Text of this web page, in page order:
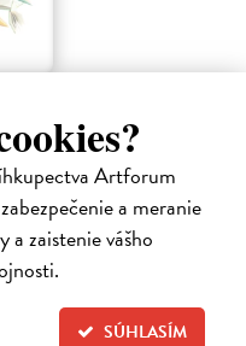
Artforum
a meranie
zaistenie vášho
SÚHLASÍM
literární texty Literární
pohled na to, jak
čtení jakožto